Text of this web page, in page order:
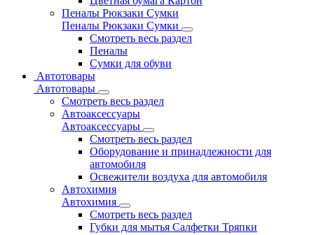
Пеналы Рюкзаки Сумки
Пеналы Рюкзаки Сумки
Смотреть весь раздел
Пеналы
Сумки для обуви
Автотовары
Автотовары
Смотреть весь раздел
Автоаксессуары
Автоаксессуары
Смотреть весь раздел
Оборудование и принадлежности для
автомобиля
Освежители воздуха для автомобиля
Автохимия
Автохимия
Смотреть весь раздел
Губки для мытья Салфетки Тряпки